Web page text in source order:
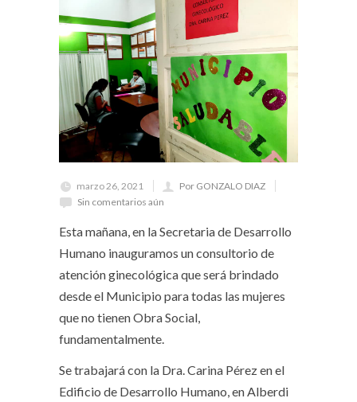
marzo 26, 2021
Por GONZALO DIAZ
Sin comentarios aún
Esta mañana, en la Secretaria de Desarrollo
Humano inauguramos un consultorio de
atención ginecológica que será brindado
desde el Municipio para todas las mujeres
que no tienen Obra Social,
fundamentalmente.
Se trabajará con la Dra. Carina Pérez en el
Edificio de Desarrollo Humano, en Alberdi